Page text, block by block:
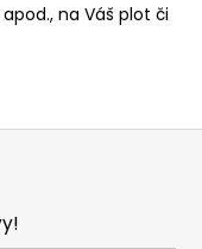
na Váš plot či